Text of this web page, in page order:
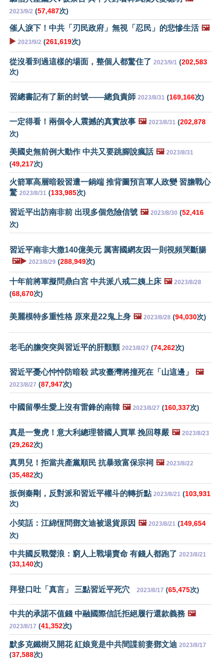
2023/9/2 (57,487次)
催人淚下！中共「刃民政府」無視「忍民」的悲慘生活 🖼️
▶️ 2023/9/2 (261,619次)
從沒看到過這樣的場面，整個人都驚住了 2023/9/1 (202,583
次)
習總書記有了新的封號——總負責師 2023/8/31 (169,166次)
一定得看！兩個令人震撼的真實故事 🖼️ 2023/8/31 (202,878
次)
美國史無前例大動作 中共又要跳腳說瘋話 🖼️ 2023/8/31
(49,217次)
火箭軍高層暗殺習遭一鍋端 推背圖預言軍人政變 習膽戰心
驚 2023/8/31 (133,985次)
習近平出訪南非前 出現多個危險信號 🖼️ 2023/8/30 (52,416
次)
習近平南非大撒140億美元 厲害國網友因一則視頻哭斷腸
🖼️▶️ 2023/8/29 (288,949次)
十年前將軍擬問鼎白宮 中共派八戒二姨上床 🖼️ 2023/8/28
(68,670次)
美麗模特多重性格 原來是22鬼上身 🖼️ 2023/8/28 (94,030次)
老毛的膽突突與習近平的肝顫顫 2023/8/27 (74,262次)
習近平憂心忡忡防暗殺 武攻臺灣將撞死在「山這邊」 🖼️
2023/8/27 (87,947次)
中國留學生愛上沒有雷鋒的南韓 🖼️ 2023/8/27 (160,337次)
真是一隻虎！意大利總理替國人買單 挽回尊嚴 🖼️ 2023/8/23
(29,262次)
真男兒！拒當共產黨順民 抗暴致富保宗祠 🖼️ 2023/8/22
(35,482次)
扳倒秦剛，反對派和習近平權斗的轉折點 2023/8/21 (103,931
次)
小笑話：江綿恆問鄧文迪被退貨原因 🖼️ 2023/8/21 (149,654
次)
中共國反戰聲浪：窮人上戰場賣命 有錢人都跑了 2023/8/21
(33,140次)
拜登口吐「真言」 三點習近平死穴 2023/8/17 (65,475次)
中共的承諾不值錢 中融國際信託拒絕履行還款義務 🖼️
2023/8/17 (41,352次)
默多克鐵樹又開花 紅娘竟是中共間諜前妻鄧文迪 2023/8/17
(37,588次)